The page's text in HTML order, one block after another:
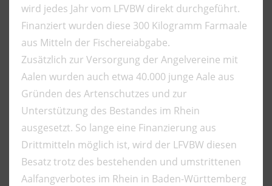
wird jedes Jahr vom LFVBW direkt durchgeführt.
Finanziert wurden diese 300 Kilogramm Farmaale
aus Mitteln der Fischereiabgabe.
Zusätzlich zur Versorgung der Angelvereine mit
Aalen wurden auch etwa 40.000 junge Aale aus
Gründen des Artenschutzes und zur
Unterstützung des Bestandes im Rhein
ausgesetzt. So lange eine Finanzierung aus
Drittmitteln möglich ist, wird der LFVBW diesen
Besatz trotz des bestehenden und umstrittenen
Aalfangverbotes im Rhein in Baden-Württemberg